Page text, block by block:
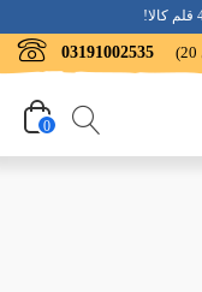
03191002535
0